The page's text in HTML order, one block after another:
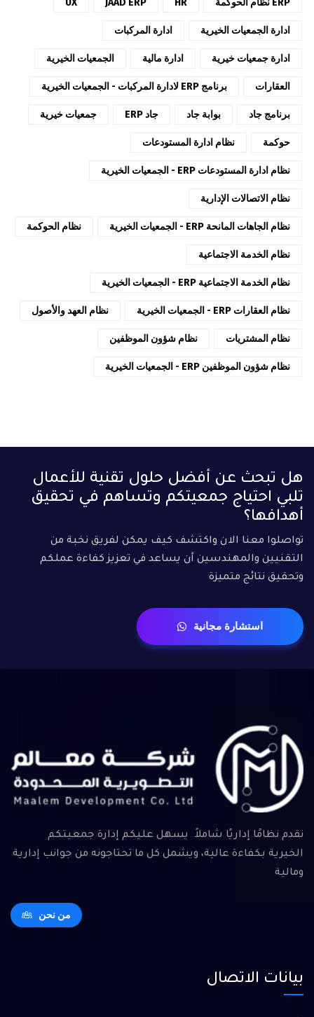
ادارة الجمعيات الخيرية ادارة المركبات
ادارة جمعيات خيرية ادارة مالية الجمعيات الخيرية
العقارات برنامج ERP لادارة المركبات - الجمعيات الخيرية
برنامج جاد بوابة جاد جاد ERP جمعيات خيرية
حوكمة نظام ادارة المستودعات
نظام ادارة المستودعات ERP - الجمعيات الخيرية
نظام الاتصالات الإدارية
نظام الجاهات المانحة ERP - الجمعيات الخيرية نظام الحوكمة
نظام الخدمة الاجتماعية
نظام الخدمة الاجتماعية ERP - الجمعيات الخيرية
نظام العقارات ERP - الجمعيات الخيرية نظام العهد والأصول
نظام المشتريات نظام شؤون الموظفين
نظام شؤون الموظفين ERP - الجمعيات الخيرية
هل تبحث عن أفضل حلول تقنية للأعمال
تلبي احتياج جمعيتكم وتساهم في تحقيق
أهدافها؟
تواصلوا معنا الان واكتشف كيف يمكن لفريق نخبة من
التقنيين والمهندسين أن يساعد في تعزيز كفاءة عملكم
وتحقيق نتائج متميزة
استشارة مجانية
نقدم نظامًا إداريًا شاملاً يسهل عليكم إدارة جمعيتكم
الخيرية بكفاءة عالية، ويشمل كل ما تحتاجونه من جوانب إدارية
ومالية
من نحن
بيانات الاتصال